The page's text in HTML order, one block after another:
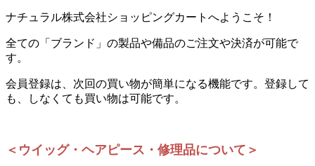
ナチュラル株式会社ショッピングカートへようこそ！
全ての「ブランド」の製品や備品のご注文や決済が可能で
す。
会員登録は、次回の買い物が簡単になる機能です。登録して
も、しなくても買い物は可能です。
＜ウイッグ・ヘアピース・修理品について＞